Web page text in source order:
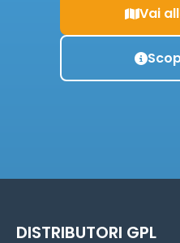
Vai
DISTRIBUTORI GPL